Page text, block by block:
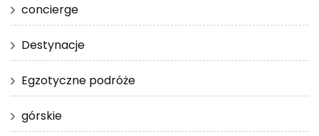
concierge
Destynacje
Egzotyczne podróże
górskie